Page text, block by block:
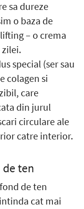
sa dureze
o baza de
– o crema
special (ser sau
colagen si
care
din jurul
circulare ale
catre interior.
de ten
de ten
cat mai